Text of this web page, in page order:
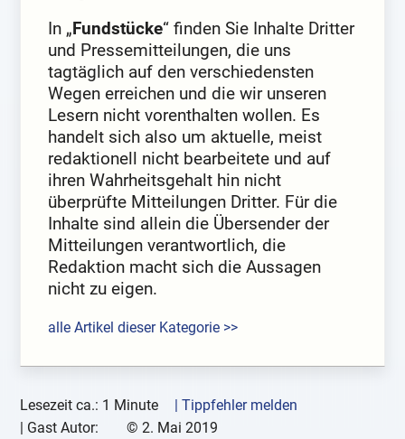
In „Fundstücke“ finden Sie Inhalte Dritter
und Pressemitteilungen, die uns
tagtäglich auf den verschiedensten
Wegen erreichen und die wir unseren
Lesern nicht vorenthalten wollen. Es
handelt sich also um aktuelle, meist
redaktionell nicht bearbeitete und auf
ihren Wahrheitsgehalt hin nicht
überprüfte Mitteilungen Dritter. Für die
Inhalte sind allein die Übersender der
Mitteilungen verantwortlich, die
Redaktion macht sich die Aussagen
nicht zu eigen.
alle Artikel dieser Kategorie >>
Lesezeit ca.: 1 Minute
| Tippfehler melden
| Gast Autor: © 2. Mai 2019